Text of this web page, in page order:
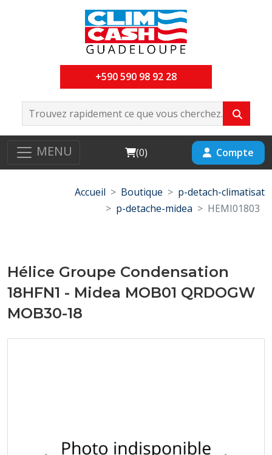
+590 590 98 92 28
MENU Cart
(0) Compte
Accueil Boutique
p-detach-climatisat
p-detache-midea
HEMI01803
Hélice Groupe Condensation
18HFN1 - Midea MOB01 QRDOGW
MOB30-18